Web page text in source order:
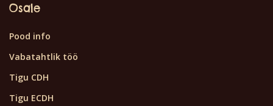
Osale
Pood info
Vabatahtlik töö
Tigu CDH
Tigu ECDH